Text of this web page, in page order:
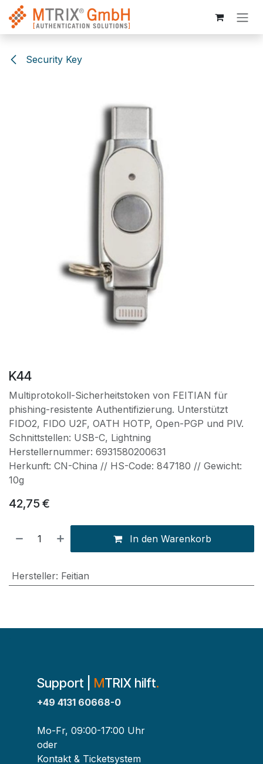
Zum Inhalt springen
Security Key
K44
Multiprotokoll-Sicherheitstoken von FEITIAN für
phishing-resistente Authentifizierung. Unterstützt
FIDO2, FIDO U2F, OATH HOTP, Open-PGP und PIV.
Schnittstellen: USB-C, Lightning
Herstellernummer: 6931580200631
Herkunft: CN-China // HS-Code: 847180 // Gewicht:
10g
42,75 €
In den Warenkorb
Hersteller: Feitian
Support | MTRIX hilft.
+49 4131 60668-0
Mo-Fr, 09:00-17:00 Uhr
oder
Kontakt & Ticketsystem